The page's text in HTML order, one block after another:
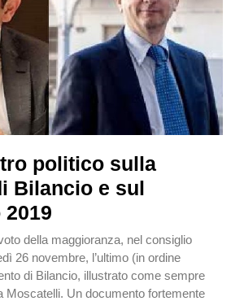
politico sulla
Bilancio e sul
della maggioranza, nel consiglio
26 novembre, l’ultimo (in ordine
di Bilancio, illustrato come sempre
Moscatelli. Un documento fortemente